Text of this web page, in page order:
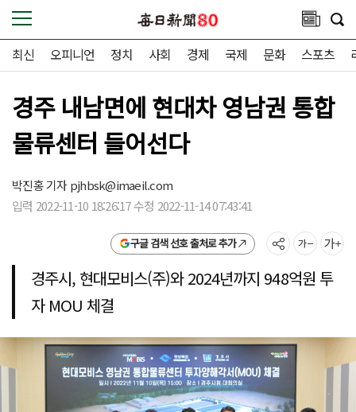
최신 오피니언 정치 사회 경제 국제 문화 스포츠
경주 내남면에 현대차 영남권 통합
물류센터 들어선다
박진홍 기자pjhbsk@imaeil.com
입력 2022-11-10 18:26:17 수정 2022-11-14 07:43:41
구글 검색 선호 출처로 추가
경주시, 현대모비스(주)와 2024년까지 948억원 투
자 MOU 체결